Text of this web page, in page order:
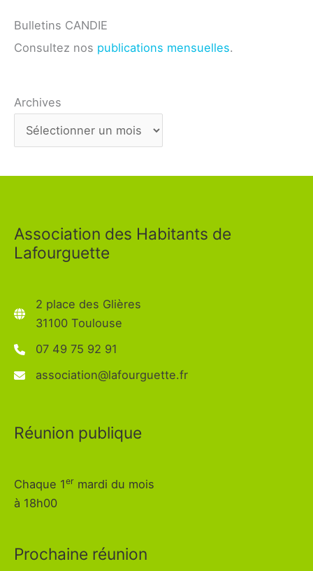
Bulletins CANDIE
Consultez nos publications mensuelles.
Archives
Association des Habitants de
Lafourguette
2 place des Glières
31100 Toulouse
07 49 75 92 91
association@lafourguette.fr
Réunion publique
Chaque 1er mardi du mois
à 18h00
Prochaine réunion